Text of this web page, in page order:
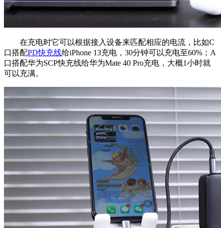
在充电时它可以根据接入设备来匹配相应的电流，比如C
口搭配PD快充线给iPhone 13充电，30分钟可以充电至60%；A
口搭配华为SCP快充线给华为Mate 40 Pro充电，大概1小时就
可以充满。